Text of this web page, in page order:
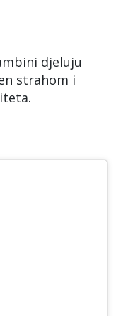
djeluju
strahom i